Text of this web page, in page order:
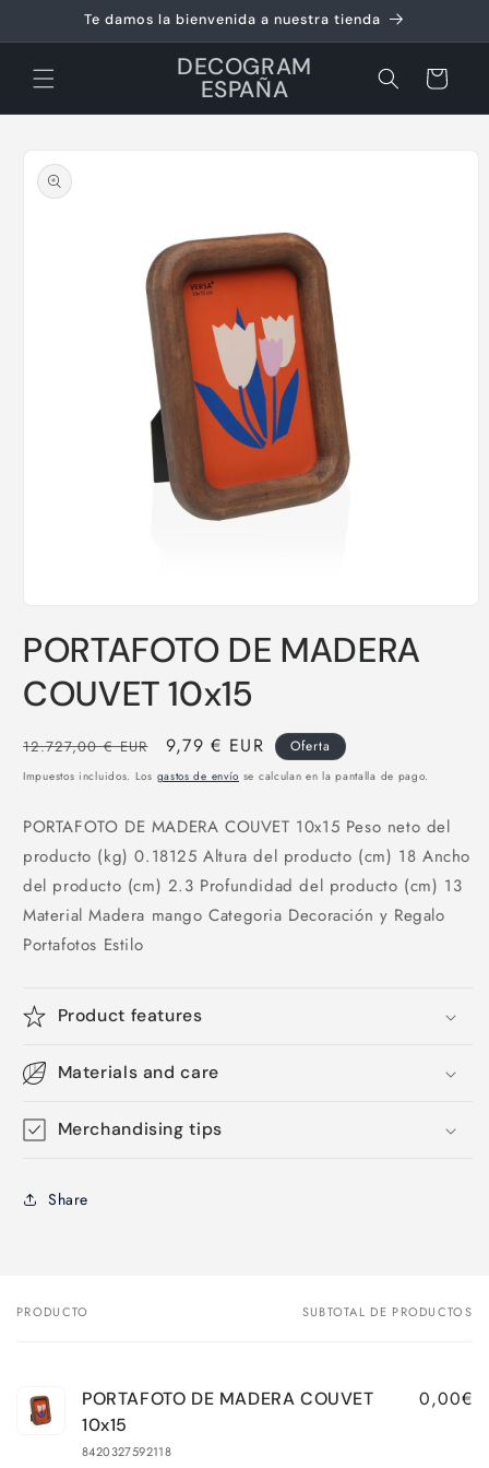
directamente
al contenido
Te damos la bienvenida a nuestra tienda
DECOGRAM
ESPAÑA Carrito
a la
información
multimedia
1
en
una
ventana
PORTAFOTO DE MADERA
COUVET 10x15
Precio
habitual
12.727,00 € EUR
Precio
de
9,79 € EUR Oferta
Impuestos incluidos. Los gastos de envío se calculan en la pantalla de pago.
PORTAFOTO DE MADERA COUVET 10x15 Peso neto del
producto (kg) 0.18125 Altura del producto (cm) 18 Ancho
del producto (cm) 2.3 Profundidad del producto (cm) 13
Material Madera mango Categoria Decoración y Regalo
Portafotos Estilo
Product features
Materials and care
Merchandising tips
Share
Tu
PRODUCTO SUBTOTAL DE PRODUCTOS
PORTAFOTO DE MADERA COUVET
10x15
8420327592118
0,00€